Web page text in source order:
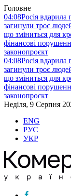
Головне
04:08Росія вдарила
загинули троє
що зміниться для
фінансові
законопроєкт
04:08Росія вдарила
загинули троє
що зміниться для
фінансові
законопроєкт
Неділя, 9 Серпня
ENG
РУС
УКР